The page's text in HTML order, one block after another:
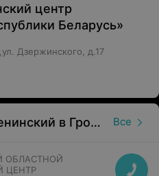
центр
Беларусь»
Дзержинского, д.17
Больницы в районе Ленинский в Гродно Все
ОБЛАСТНОЙ
ЦЕНТР